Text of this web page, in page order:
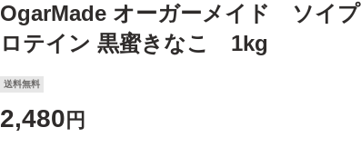
OgarMade オーガーメイド ソイプ
ロテイン 黒蜜きなこ 1kg
送料無料
2,480 円